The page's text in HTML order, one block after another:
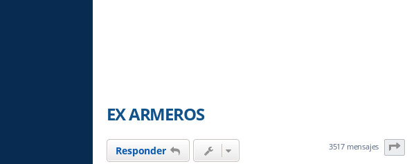
EX ARMEROS
Responder 3517 mensajes